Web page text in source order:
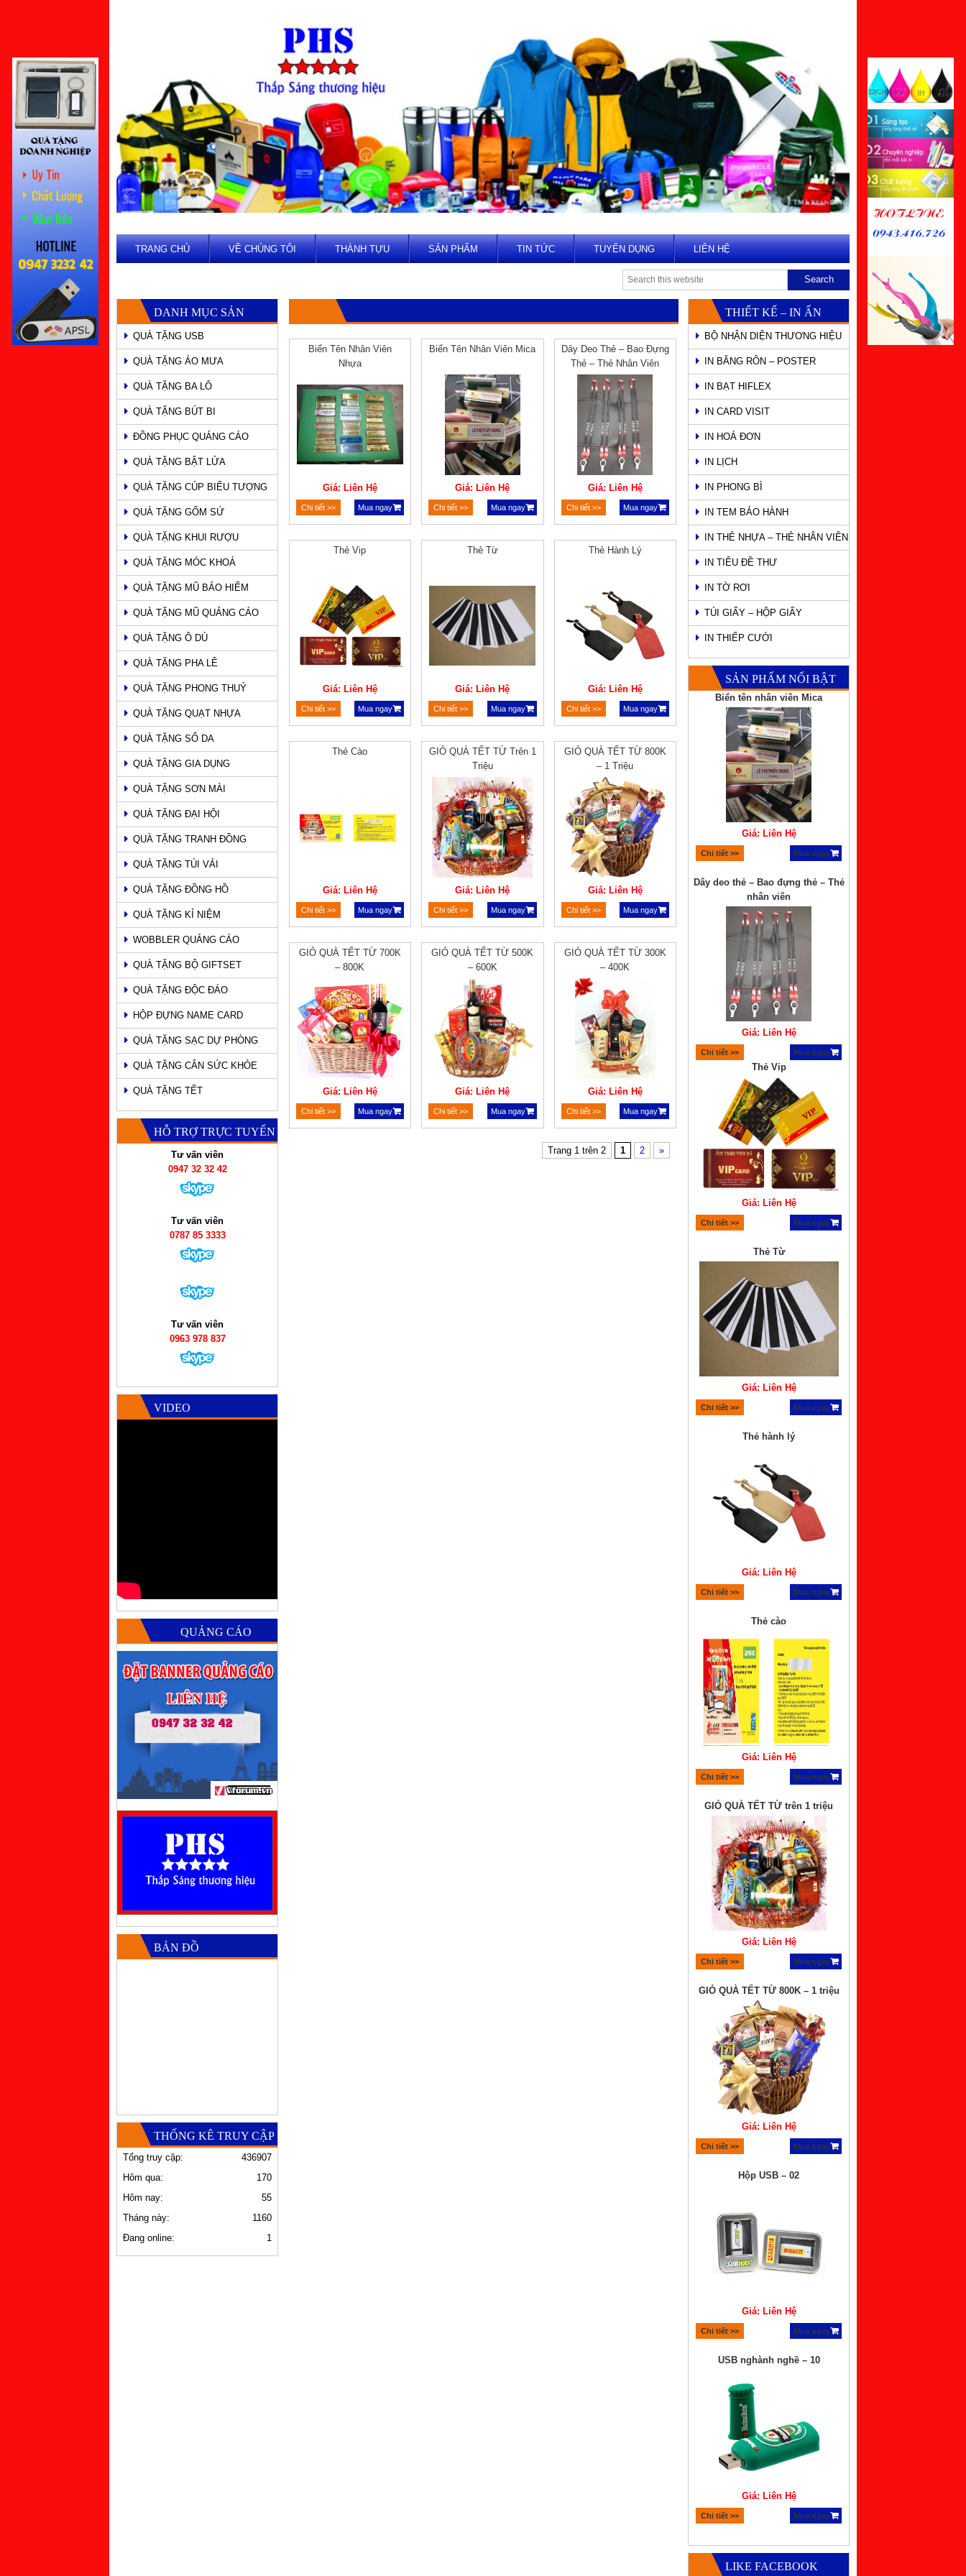
TRANG CHỦ VỀ CHÚNG TÔI THÀNH TỰU SẢN PHẨM TIN TỨC TUYỂN DỤNG LIÊN HỆ
Biển Tên Nhân Viên
Nhựa
Giá: Liên Hệ
Chi tiết >> Mua ngay
Biển Tên Nhân Viên Mica
Giá: Liên Hệ
Chi tiết >> Mua ngay
Dây Deo Thẻ – Bao Đựng
Thẻ – Thẻ Nhân Viên
Giá: Liên Hệ
Chi tiết >> Mua ngay
Thẻ Vip
Giá: Liên Hệ
Chi tiết >> Mua ngay
Thẻ Từ
Giá: Liên Hệ
Chi tiết >> Mua ngay
Thẻ Hành Lý
Giá: Liên Hệ
Chi tiết >> Mua ngay
Thẻ Cào
Giá: Liên Hệ
Chi tiết >> Mua ngay
GIỎ QUÀ TẾT TỪ Trên 1
Triệu
Giá: Liên Hệ
Chi tiết >> Mua ngay
GIỎ QUÀ TẾT TỪ 800K
– 1 Triệu
Giá: Liên Hệ
Chi tiết >> Mua ngay
GIỎ QUÀ TẾT TỪ 700K
– 800K
Giá: Liên Hệ
Chi tiết >> Mua ngay
GIỎ QUÀ TẾT TỪ 500K
– 600K
Giá: Liên Hệ
Chi tiết >> Mua ngay
GIỎ QUÀ TẾT TỪ 300K
– 400K
Giá: Liên Hệ
Chi tiết >> Mua ngay
Trang 1 trên 2 1 2 »
THIẾT KẾ – IN ẤN
BỘ NHẬN DIỆN THƯƠNG HIỆU
IN BĂNG RÔN – POSTER
IN BẠT HIFLEX
IN CARD VISIT
IN HOÁ ĐƠN
IN LỊCH
IN PHONG BÌ
IN TEM BẢO HÀNH
IN THẺ NHỰA – THẺ NHÂN VIÊN
IN TIÊU ĐỀ THƯ
IN TỜ RƠI
TÚI GIẤY – HỘP GIẤY
IN THIẾP CƯỚI
SẢN PHẨM NỔI BẬT
Biển tên nhân viên Mica
Giá: Liên Hệ
Chi tiết >> Mua ngay
Dây deo thẻ – Bao đựng thẻ – Thẻ
nhân viên
Giá: Liên Hệ
Chi tiết >> Mua ngay
Thẻ Vip
Giá: Liên Hệ
Chi tiết >> Mua ngay
Thẻ Từ
Giá: Liên Hệ
Chi tiết >> Mua ngay
Thẻ hành lý
Giá: Liên Hệ
Chi tiết >> Mua ngay
Thẻ cào
Giá: Liên Hệ
Chi tiết >> Mua ngay
GIỎ QUÀ TẾT TỪ trên 1 triệu
Giá: Liên Hệ
Chi tiết >> Mua ngay
GIỎ QUÀ TẾT TỪ 800K – 1 triệu
Giá: Liên Hệ
Chi tiết >> Mua ngay
Hộp USB – 02
Giá: Liên Hệ
Chi tiết >> Mua ngay
USB nghành nghề – 10
Giá: Liên Hệ
Chi tiết >> Mua ngay
Quà tặng bộ xếp hình lego
LIKE FACEBOOK
DANH MỤC SẢN
PHẨM
QUÀ TẶNG USB
QUÀ TẶNG ÁO MƯA
QUÀ TẶNG BA LÔ
QUÀ TẶNG BÚT BI
ĐỒNG PHỤC QUẢNG CÁO
QUÀ TẶNG BẬT LỬA
QUÀ TẶNG CÚP BIỂU TƯỢNG
QUÀ TẶNG GỐM SỨ
QUÀ TẶNG KHUI RƯỢU
QUÀ TẶNG MÓC KHOÁ
QUÀ TẶNG MŨ BẢO HIỂM
QUÀ TẶNG MŨ QUẢNG CÁO
QUÀ TẶNG Ô DÙ
QUÀ TẶNG PHA LÊ
QUÀ TẶNG PHONG THUỶ
QUÀ TẶNG QUẠT NHỰA
QUÀ TẶNG SỔ DA
QUÀ TẶNG GIA DỤNG
QUÀ TẶNG SƠN MÀI
QUÀ TẶNG ĐẠI HỘI
QUÀ TẶNG TRANH ĐỒNG
QUÀ TẶNG TÚI VẢI
QUÀ TẶNG ĐỒNG HỒ
QUÀ TẶNG KỈ NIỆM
WOBBLER QUẢNG CÁO
QUÀ TẶNG BỘ GIFTSET
QUÀ TẶNG ĐỘC ĐÁO
HỘP ĐỰNG NAME CARD
QUÀ TẶNG SẠC DỰ PHÒNG
QUÀ TẶNG CÂN SỨC KHỎE
QUÀ TẶNG TẾT
HỖ TRỢ TRỰC TUYẾN
Tư vấn viên
0947 32 32 42
Tư vấn viên
0787 85 3333
Tư vấn viên
0963 978 837
VIDEO
QUẢNG CÁO
BẢN ĐỒ
THỐNG KÊ TRUY CẬP
436907
Tổng truy cập:
170
Hôm qua:
55
Hôm nay:
1160
Tháng này:
1
Đang online: